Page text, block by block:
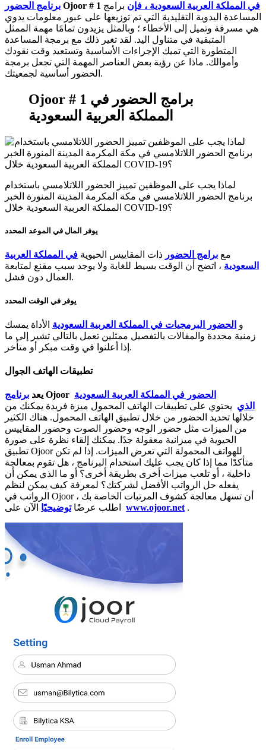
برنامج الحضور Ojoor # 1 في المملكة العربية السعودية ، فإن برامج
المساعدة اليدوية التقليدية التي تم توزيعها على عبور معلومات يدوي
هي مسرفة وتميل إلى الأخطاء ؛ وبالمثل يزيدون تمامًا مهمة الممثل
المتبقية في متناول اليد. لقد تغير ذلك مع برمجة المساعدة
المتطورة التي تميك الإجراءات الأساسية وتستعيد وقت نقودك
وأموالك. ماذا عن رؤية بعض العناصر المهمة التي تجعل برمجة
الحضور أساسية لجمعيتك.
Ojoor # 1 برامج الحضور في
لماذا يجب على الموظفين تمييز الحضور اللاتلامسي باستخدام
برنامج الحضور اللاتلامسي في مكة المكرمة المدينة المنورة الخبر
المملكة العربية السعودية خلال COVID-19؟
مع برامج الحضور ذات المقاييس الحيوية في المملكة العربية
السعودية ، اتضح أن الوقت بسيط للغاية ولا يوجد سبب مقنع لمتابعة
العمال دون فشل.
يوفر في الوقت المحدد
و الحضور البرمجيات في المملكة العربية السعودية الأداة يمسك
زمنية محددة والمقالات بالتفصيل ممثلين تعمل بالتالي تشير إلى ما
إذا أعلنوا في وقت مبكر أو متأخر.
تطبيقات الهاتف الجوال
يعد برنامج Ojoor الحضور في المملكة العربية السعودية
الذي يحتوي على تطبيقات الهاتف المحمول ميزة فريدة يمكنك من
خلالها تحديد الحضور من خلال تطبيق الهاتف المحمول. هناك الكثير
من الميزات مثل حضور الوجه وحضور الصوت وحضور المقاييس
الحيوية في ميزانية معقولة جدًا. يمكنك إلقاء نظرة على صورة
تطبيق Ojoor للهواتف المحمولة التي تعرض الميزات. إذا لم تكن
متأكدًا مما إذا كان يجب عليك استخدام البرنامج ، هل تقوم بمعالجة
داخلية ، أو تلعب ميزات أخرى بطريقة أخرى؟ أو ما الذي يمكن أن
يفعله حل الرواتب الأفضل لشركتك؟ لمعرفة كيف يمكن لنظم
الرواتب في Ojoor أن تسهل معالجة كشوف المرتبات الخاصة بك ،
اطلب عرضًاتوضيحيًا www.ojoor.net .